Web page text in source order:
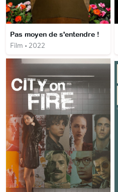
Pas moyen de s'entendre !
Film • 2022